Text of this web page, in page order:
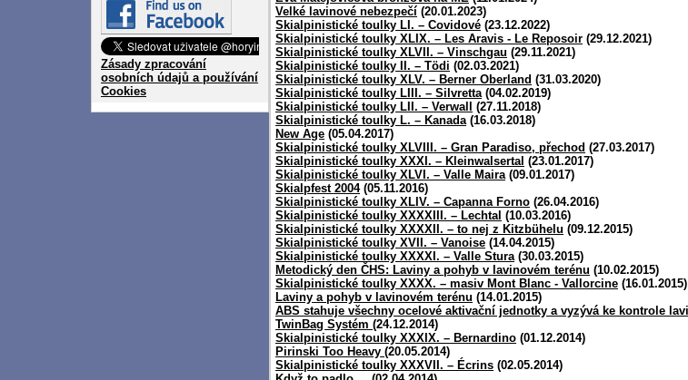
Zásady zpracování
osobních údajů a používání
Cookies
Velké lavinové nebezpečí (20.01.2023)
Skialpinistické toulky LI. – Covidové (23.12.2022)
Skialpinistické toulky XLIX. – Les Aravis - Le Reposoir (29.12.2021)
Skialpinistické toulky XLVII. – Vinschgau (29.11.2021)
Skialpinistické toulky II. – Tödi (02.03.2021)
Skialpinistické toulky XLV. – Berner Oberland (31.03.2020)
Skialpinistické toulky LIII. – Silvretta(04.02.2019)
Skialpinistické toulky LII. – Verwall
(27.11.2018)
Skialpinistické toulky L. – Kanada(16.03.2018)
New Age (05.04.2017)
Skialpinistické toulky XLVIII. – Gran Paradiso, přechod (27.03.2017)
Skialpinistické toulky XXXI. – Kleinwalsertal (23.01.2017)
Skialpinistické toulky XLVI. – Valle Maira(09.01.2017)
Skialpfest 2004(05.11.2016)
Skialpinistické toulky XLIV. – Capanna Forno (26.04.2016)
Skialpinistické toulky XXXXIII. – Lechtal (10.03.2016)
Skialpinistické toulky XXXXII. – to nej z Kitzbühelu (09.12.2015)
Skialpinistické toulky XVII. – Vanoise (14.04.2015)
Skialpinistické toulky XXXXI. – Valle Stura(30.03.2015)
Metodický den ČHS: Laviny a pohyb v lavinovém terénu (10.02.2015)
Skialpinistické toulky XXXX. – masiv Mont Blanc - Vallorcine (16.01.2015)
Laviny a pohyb v lavinovém terénu (14.01.2015)
ABS stahuje všechny ocelové aktivační jednotky a vyzývá ke kontrole
TwinBag Systém (24.12.2014)
Skialpinistické toulky XXXIX. – Bernardino (01.12.2014)
Pirinski Too Heavy (20.05.2014)
Skialpinistické toulky XXXVII. – Écrins (02.05.2014)